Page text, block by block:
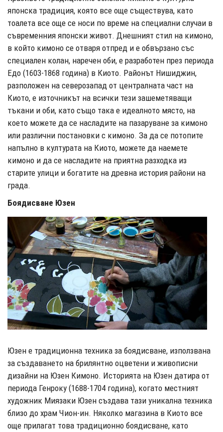
японска традиция, която все още съществува, като
тоалета все още се носи по време на специални случаи в
съвременния японски живот. Днешният стил на кимоно,
в който кимоно се отваря отпред и е обвързано със
специален колан, наречен оби, е разработен през периода
Едо (1603-1868 година) в Киото. Районът Нишиджин,
разположен на северозапад от централната част на
Киото, е източникът на всички тези зашеметяващи
тъкани и оби, като също така е идеалното място, на
което можете да се насладите на пазаруване за кимоно
или различни постановки с кимоно. За да се потопите
напълно в културата на Киото, можете да наемете
кимоно и да се насладите на приятна разходка из
старите улици и богатите на древна история райони на
града.
Боядисване Юзен
Юзен е традиционна техника за боядисване, използвана
за създаването на брилянтно оцветени и живописни
дизайни на Юзен Кимоно. Историята на Юзен датира от
периода Генроку (1688-1704 година), когато местният
художник Миязаки Юзен създава тази уникална техника
близо до храм Чион-ин. Няколко магазина в Киото все
още прилагат това традиционно боядисване, като